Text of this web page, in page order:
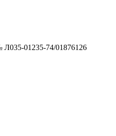
Л035-01235-74/01876126